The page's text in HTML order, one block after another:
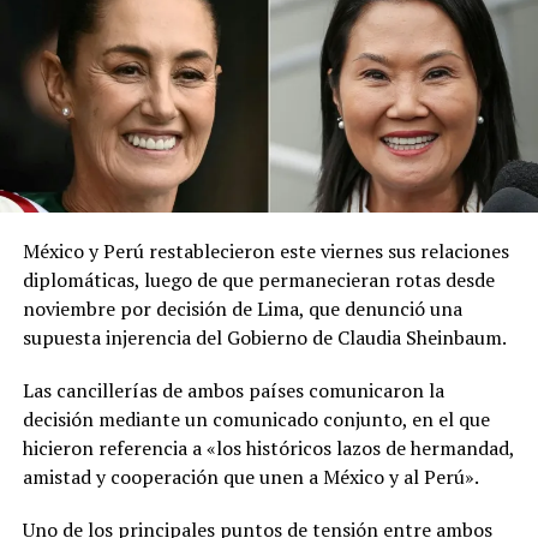
precauciones necesarias», publicó la institución en la
red social X.
El ministerio agregó que, pese a la presencia del polvo
del Sahara, se esperan lluvias durante los próximos días,
por lo que pidió a la población mantenerse atenta a la
información oficial sobre las condiciones
meteorológicas.
Las autoridades reiteraron el llamado a consultar los
canales oficiales del MARN y adoptar las medidas de
prevención necesarias para reducir los efectos de este
fenómeno atmosférico, especialmente entre las
personas con mayor riesgo de complicaciones de salud.
Comparte esto:
Facebook X
México y Perú restablecieron este viernes sus relaciones
diplomáticas, luego de que permanecieran rotas desde
noviembre por decisión de Lima, que denunció una
supuesta injerencia del Gobierno de Claudia Sheinbaum.
Las cancillerías de ambos países comunicaron la
decisión mediante un comunicado conjunto, en el que
hicieron referencia a «los históricos lazos de hermandad,
amistad y cooperación que unen a México y al Perú».
Uno de los principales puntos de tensión entre ambos